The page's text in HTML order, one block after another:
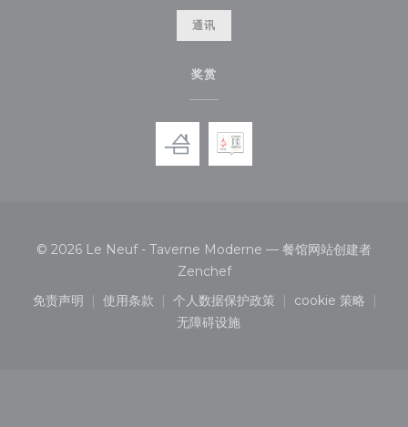
通讯
奖赏
© 2026 Le Neuf - Taverne Moderne — 餐馆网站创建者
Zenchef((在新窗口中打开))
免责声明
((在新窗口中打开))
使用条款
((在新窗口中打开))
个人数据保护政策
((在新窗口中打开))
cookie 策略
((在新窗口
无障碍设施
((在新窗口中打开))